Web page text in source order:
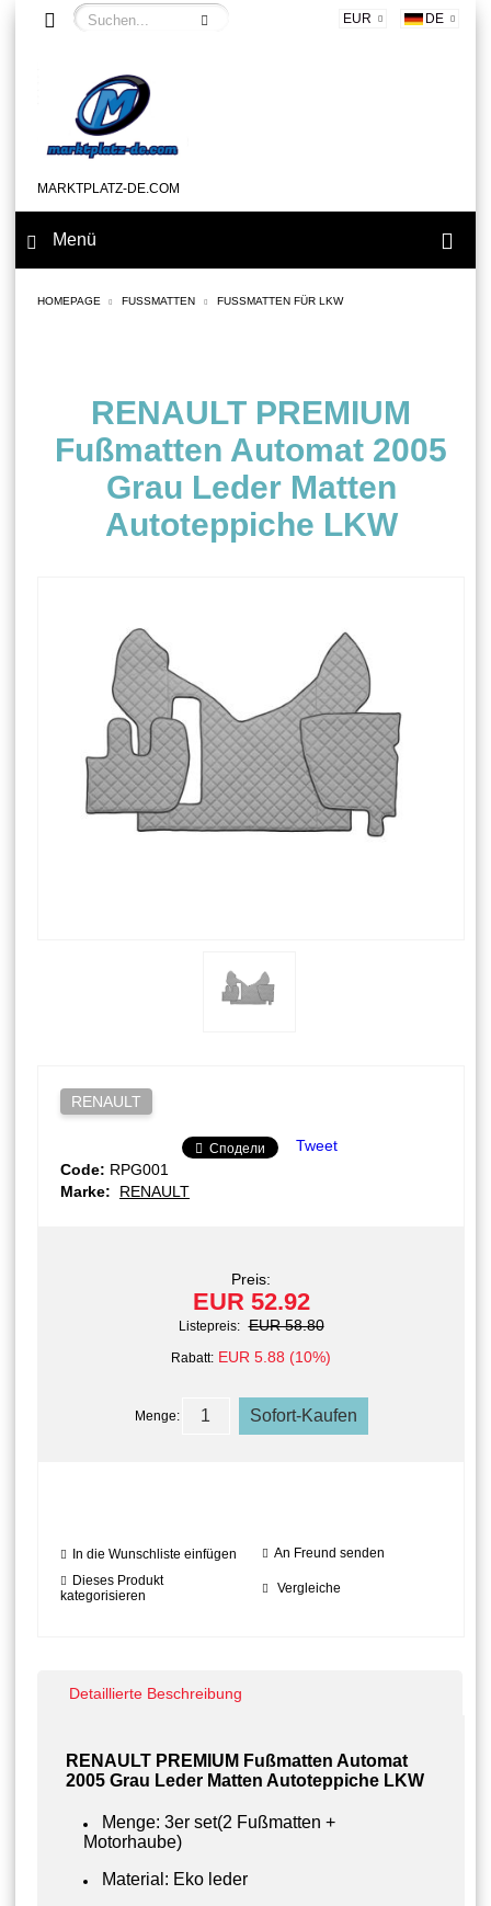
EUR DE
MARKTPLATZ-DE.COM
Menü
HOMEPAGE FUSSMATTEN FUSSMATTEN FÜR LKW
RENAULT PREMIUM
Fußmatten Automat 2005
Grau Leder Matten
Autoteppiche LKW
RENAULT
Сподели
Tweet
Code: RPG001
Marke:
RENAULT
Preis:
EUR 52.92
Listepreis: EUR 58.80
Rabatt: EUR 5.88 (10%)
Menge:
In die Wunschliste einfügen
An Freund senden
Dieses Produkt
kategorisieren
Vergleiche
Detaillierte Beschreibung
RENAULT PREMIUM Fußmatten Automat
2005 Grau Leder Matten Autoteppiche LKW
Menge: 3er set(2 Fußmatten +
Motorhaube)
Material: Eko leder